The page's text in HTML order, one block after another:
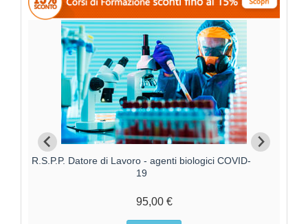
R.S.P.P. Datore di Lavoro - agenti biologici COVID-
19
95,00 €